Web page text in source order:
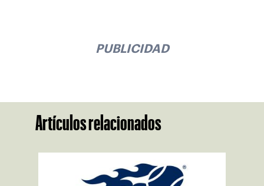
PUBLICIDAD
Artículos relacionados